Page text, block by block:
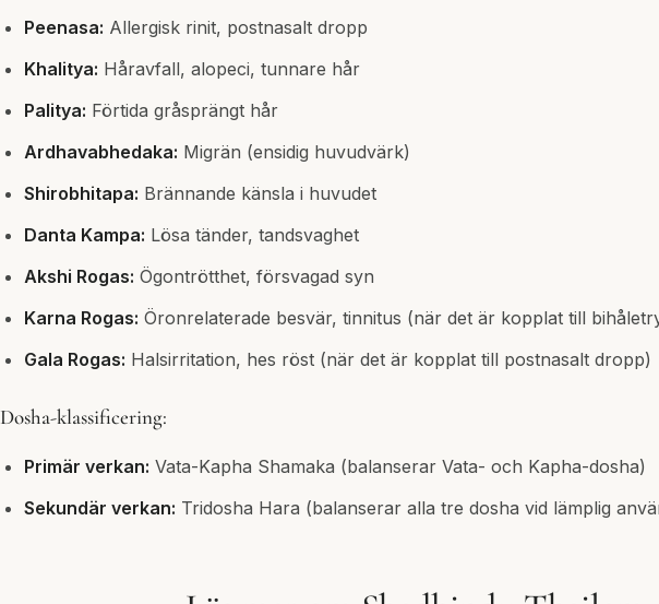
Peenasa: Allergisk rinit, postnasalt dropp
Khalitya: Håravfall, alopeci, tunnare hår
Palitya: Förtida gråsprängt hår
Ardhavabhedaka: Migrän (ensidig huvudvärk)
Shirobhitapa: Brännande känsla i huvudet
Danta Kampa: Lösa tänder, tandsvaghet
Akshi Rogas: Ögontrötthet, försvagad syn
Karna Rogas: Öronrelaterade besvär, tinnitus (när det är kopplat till
Gala Rogas: Halsirritation, hes röst (när det är kopplat till postnasalt dropp)
Dosha-klassificering:
Primär verkan: Vata-Kapha Shamaka (balanserar Vata- och Kapha-dosha)
Sekundär verkan: Tridosha Hara (balanserar alla tre dosha vid lämplig